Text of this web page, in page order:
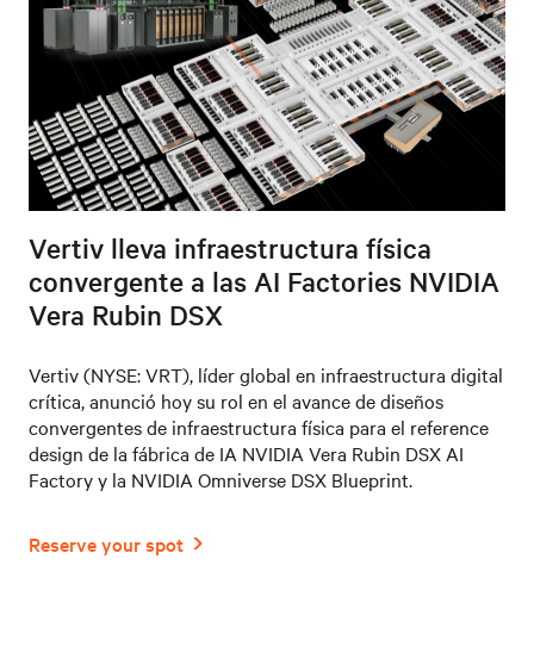
Vertiv lleva infraestructura física
convergente a las AI Factories NVIDIA
Vera Rubin DSX
Vertiv (NYSE: VRT), líder global en infraestructura digital
crítica, anunció hoy su rol en el avance de diseños
convergentes de infraestructura física para el reference
design de la fábrica de IA NVIDIA Vera Rubin DSX AI
Factory y la NVIDIA Omniverse DSX Blueprint.